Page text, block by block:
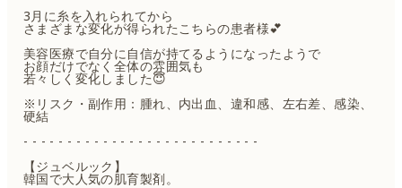
3月に糸を入れられてから
さまざまな変化が得られたこちらの患者様💕
美容医療で自分に自信が持てるようになったようで
お顔だけでなく全体の雰囲気も
若々しく変化しました😇
※リスク・副作用：腫れ、内出血、違和感、左右差、感染、
硬結
- - - - - - - - - - - - - - - - - - - - - - - - - - -
【ジュベルック】
韓国で大人気の肌育製剤。